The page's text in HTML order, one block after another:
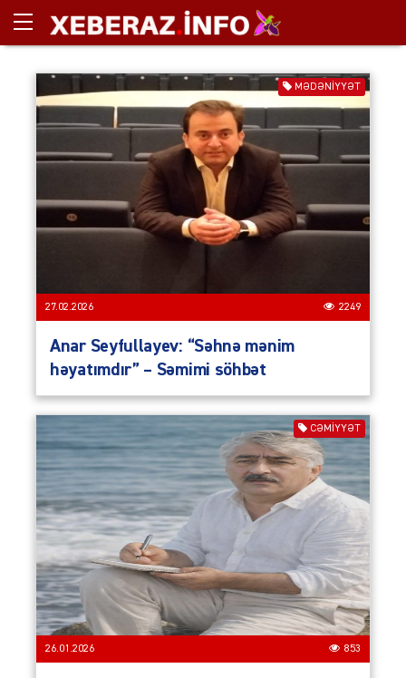
MƏDƏNİYYƏT
27.02.2026 2249
Anar Seyfullayev: “Səhnə mənim
həyatımdır” – Səmimi söhbət
CƏMIYYƏT
26.01.2026 853